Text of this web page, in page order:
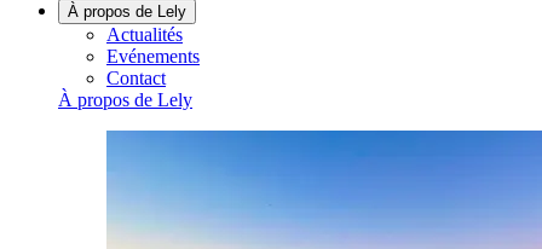
À propos de Lely
Actualités
Evénements
Contact
À propos de Lely